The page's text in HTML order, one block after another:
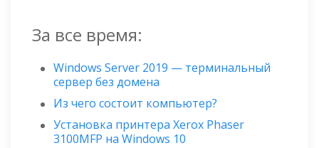
За все время:
Windows Server 2019 — терминальный
сервер без домена
Из чего состоит компьютер?
Установка принтера Xerox Phaser
3100MFP на Windows 10